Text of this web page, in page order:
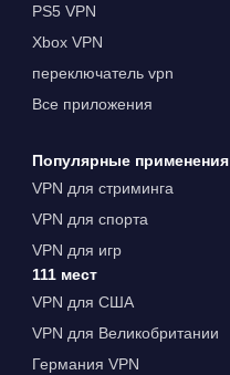
PS5 VPN
Xbox VPN
переключатель vpn
Все приложения
Популярные применения
VPN для стриминга
VPN для спорта
VPN для игр
111 мест
VPN для США
VPN для Великобритании
Германия VPN